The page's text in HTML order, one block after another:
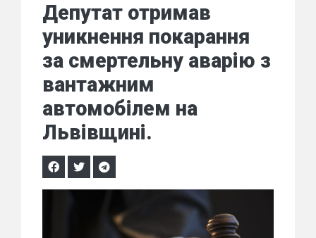
Депутат отримав
уникнення покарання
за смертельну аварію з
вантажним
автомобілем на
Львівщині.